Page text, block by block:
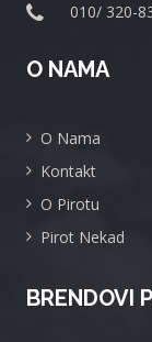
010/ 320-
O NAMA
O Nama
Kontakt
O Pirotu
Pirot Nekad
BRENDOVI